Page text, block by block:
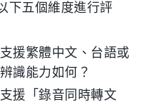
下五個維度進行評
支援繁體中文、台語或
識能力如何？
援「錄音同時轉文